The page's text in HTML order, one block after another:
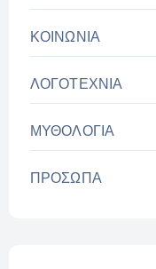
ΚΟΙΝΩΝΙΑ
ΛΟΓΟΤΕΧΝΙΑ
ΜΥΘΟΛΟΓΙΑ
ΠΡΟΣΩΠΑ